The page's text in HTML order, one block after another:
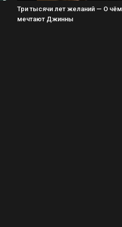
Три тысячи лет желаний — О чём
мечтают Джинны